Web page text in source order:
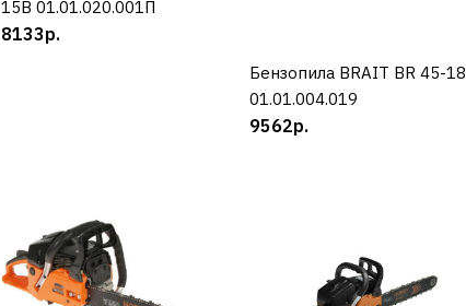
ДОБАВИТЬ В ПОЖЕЛАНИЯ
15В 01.01.020.001П
8133р.
КУПИТЬ
Бензопила BRAIT BR 45-18
01.01.004.019
9562р.